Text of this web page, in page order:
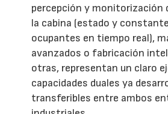
percepción y monitorización
la cabina (estado y
ocupantes en tiempo real),
avanzados o fabricación
otras, representan un claro
capacidades duales ya
transferibles entre ambos